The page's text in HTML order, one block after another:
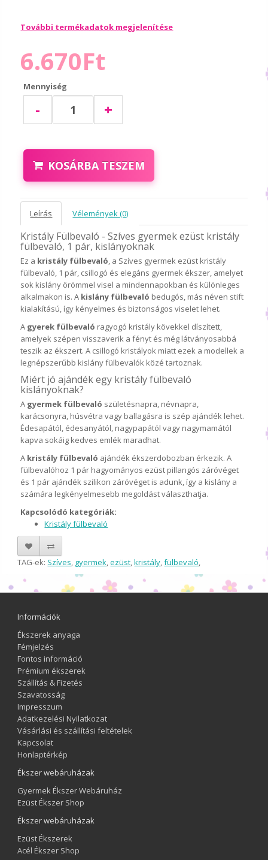
További termékadatok megjelenítése
6.670Ft
Mennyiség
- +
KOSÁRBA TESZEM
Leírás Vélemények (0)
Kristály Fülbevaló - Szíves gyermek ezüst kristály
fülbevaló, 1 pár, kislányoknak
Ez a kristály fülbevaló, a Szíves gyermek ezüst kristály
fülbevaló, 1 pár, csillogó és elegáns gyermek ékszer, amelyet
sok kislány örömmel visel a mindennapokban és különleges
alkalmakon is. A kislány fülbevaló bedugós, más néven stift
kialakítású, így kényelmes és biztonságos viselet lehet.
A gyerek fülbevaló ragyogó kristály kövekkel díszített,
amelyek szépen visszaverik a fényt és még látványosabbá
teszik az ékszert. A csillogó kristályok miatt ezek a modellek a
legnépszerűbb kislány fülbevalók közé tartoznak.
Miért jó ajándék egy kristály fülbevaló
kislányoknak?
A gyermek fülbevaló születésnapra, névnapra,
karácsonyra, húsvétra vagy ballagásra is szép ajándék lehet.
Édesapától, édesanyától, nagypapától vagy nagymamától
kapva sokáig kedves emlék maradhat.
A kristály fülbevaló ajándék ékszerdobozban érkezik. A
fülbevalóhoz 1 pár hagyományos ezüst pillangós záróvéget
és 1 pár ajándék szilikon záróvéget is adunk, így a kislány a
számára legkényelmesebb megoldást választhatja.
Kapcsolódó kategóriák:
Kristály fülbevaló
TAG-ek: Szíves, gyermek,ezüst,kristály,fülbevaló,
Információk
Ékszerek anyaga
Fémjelzés
Fontos információ
Prémium ékszerek
Szállítás & Fizetés
Szavatosság
Impresszum
Adatkezelési Nyilatkozat
Vásárlási és szállítási feltételek
Kapcsolat
Honlaptérkép
Ékszer webáruházak
Gyermek Ékszer Webáruház
Ezüst Ékszer Shop
Ékszer webáruházak
Ezüst Ékszerek
Acél Ékszer Shop